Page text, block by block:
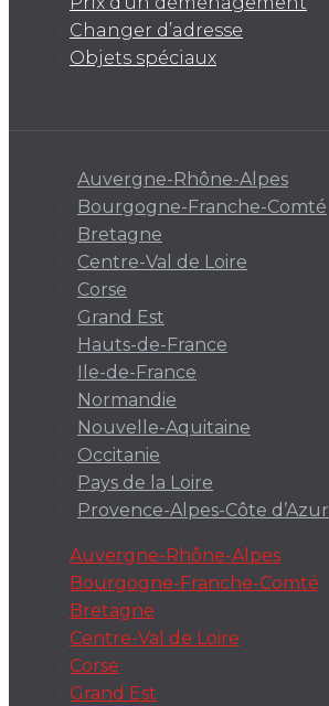
Changer d’adresse
Objets spéciaux
Auvergne-Rhône-Alpes
Bourgogne-Franche-Comté
Bretagne
Centre-Val de Loire
Corse
Grand Est
Hauts-de-France
Ile-de-France
Normandie
Nouvelle-Aquitaine
Occitanie
Pays de la Loire
Provence-Alpes-Côte d’Azur
Auvergne-Rhône-Alpes
Bourgogne-Franche-Comté
Bretagne
Centre-Val de Loire
Corse
Grand Est